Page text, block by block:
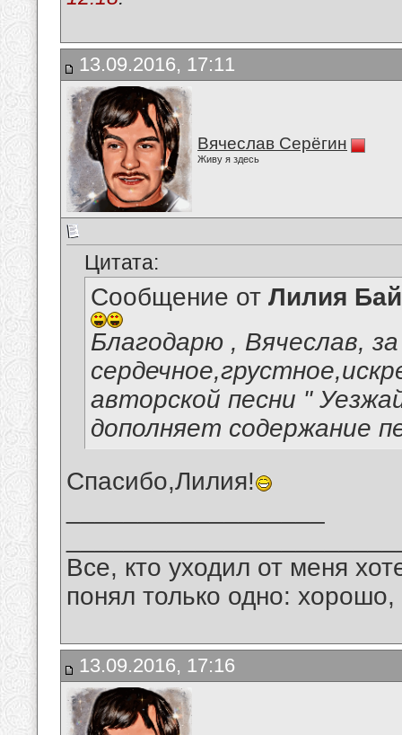
13.09.2016, 17:11
Вячеслав Серёгин
Живу я здесь
Цитата:
Сообщение от Лилия
Благодарю , Вячеслав,
авторской песни "
дополняет содержание
Спасибо,Лилия!
Все, кто уходил от меня
понял только одно:
13.09.2016, 17:16